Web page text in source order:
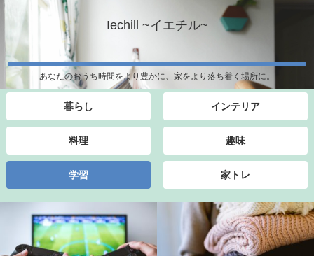
Iechill ~イエチル~
あなたのおうち時間をより豊かに、家をより落ち着く場所に。
暮らし インテリア
料理 趣味
学習 家トレ